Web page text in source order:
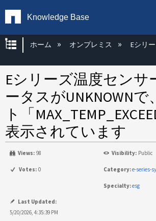
Knowledge Base
グローバル階層を展開/折
ホーム オンプレミス Eシリ
Eシリーズ温度センサ
ータスがUNKNOWN
ト「
表示されています
Views: 98 Visibility: Public
Votes: 0 Category:e-series-
Specialty:esg
Last Updated:
5/20/2026, 4:35:39 PM